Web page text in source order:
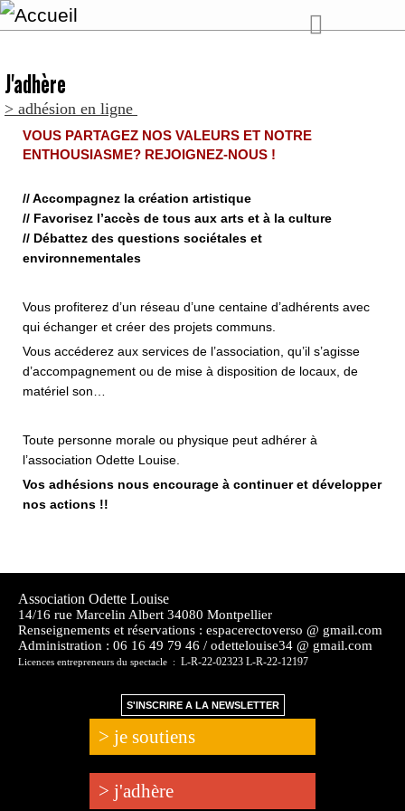
J'adhère
> adhésion en ligne
VOUS PARTAGEZ NOS VALEURS ET NOTRE
ENTHOUSIASME? REJOIGNEZ-NOUS !
// Accompagnez la création artistique
// Favorisez l’accès de tous aux arts et à la culture
// Débattez des questions sociétales et
environnementales
Vous profiterez d’un réseau d’une centaine d’adhérents avec
qui échanger et créer des projets communs.
Vous accéderez aux services de l’association, qu’il s’agisse
d’accompagnement ou de mise à disposition de locaux, de
matériel son…
Toute personne morale ou physique peut adhérer à
l’association Odette Louise.
Vos adhésions nous encourage à continuer et développer
nos actions !!
Association Odette Louise
14/16 rue Marcelin Albert 34080 Montpellier
Renseignements et réservations : espacerectoverso @ gmail.com
Administration : 06 16 49 79 46 / odettelouise34 @ gmail.com
Licences entrepreneurs du spectacle : L-R-22-02323 L-R-22-12197
S'INSCRIRE A LA NEWSLETTER
> je soutiens
> j'adhère